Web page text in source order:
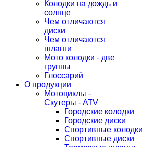
Колодки на дождь и
солнце
Чем отличаются
диски
Чем отличаются
шланги
Мото колодки - две
группы
Глоссарий
О продукции
Мотоциклы -
Скутеры - ATV
Городские колодки
Городские диски
Спортивные колодки
Спортивные диски